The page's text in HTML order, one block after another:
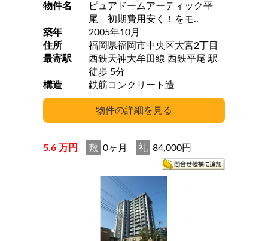
物件名
ピュアドームアーティック平
尾 初期費用安く！をモ..
築年
2005年10月
住所
福岡県福岡市中央区大宮2丁目
最寄駅
西鉄天神大牟田線 西鉄平尾 駅
徒歩 5分
構造
鉄筋コンクリート造
5.6 万円 敷 0ヶ月 礼 84,000円